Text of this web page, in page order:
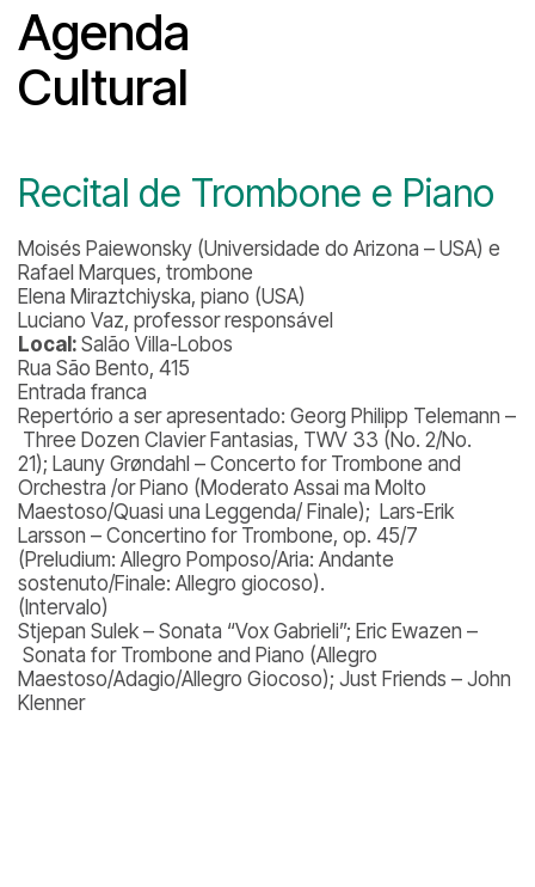
Agenda
Cultural
Recital de Trombone e Piano
Moisés Paiewonsky (Universidade do Arizona – USA) e
Rafael Marques, trombone
Elena Miraztchiyska, piano (USA)
Luciano Vaz, professor responsável
Local: Salão Villa-Lobos
Rua São Bento, 415
Entrada franca
Repertório a ser apresentado: Georg Philipp Telemann –
Three Dozen Clavier Fantasias, TWV 33 (No. 2/No.
21); Launy Grøndahl – Concerto for Trombone and
Orchestra /or Piano (Moderato Assai ma Molto
Maestoso/Quasi una Leggenda/ Finale); Lars-Erik
Larsson – Concertino for Trombone, op. 45/7
(Preludium: Allegro Pomposo/Aria: Andante
sostenuto/Finale: Allegro giocoso).
(Intervalo)
Stjepan Sulek – Sonata “Vox Gabrieli”; Eric Ewazen –
Sonata for Trombone and Piano (Allegro
Maestoso/Adagio/Allegro Giocoso); Just Friends – John
Klenner